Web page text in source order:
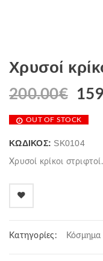
Χρυσοί
200.00€
OUT OF STOCK
ΚΩΔΙΚΌΣ: SK0104
Χρυσοί κρίκοι στριφτοί.
Κατηγορίες: Κόσμημα